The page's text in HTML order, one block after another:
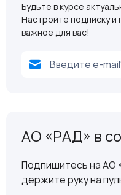
Будьте в курсе
Настройте подписку и
важное для вас!
АО «РАД» в
Подпишитесь на АО
держите руку на